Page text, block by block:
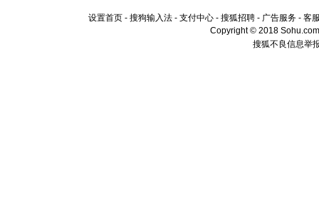
设置首页 - 搜狗输入法 - 支付中心 - 搜狐招聘 - 广告服务 - 客
Copyright © 2018
搜狐不良信息举